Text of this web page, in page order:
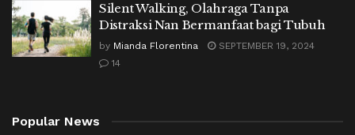
Silent Walking, Olahraga Tanpa
Distraksi Nan Bermanfaat bagi Tubuh
by Mianda Florentina
SEPTEMBER 19, 2024
14
Popular News